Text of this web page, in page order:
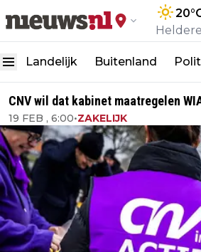
20
Landelijk Buitenland
CNV wil dat kabinet maatregelen
19 FEB , 6:00•ZAKELIJK